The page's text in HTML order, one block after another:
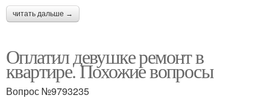
читать дальше →
Оплатил девушке ремонт в
квартире. Похожие вопросы
Вопрос №9793235